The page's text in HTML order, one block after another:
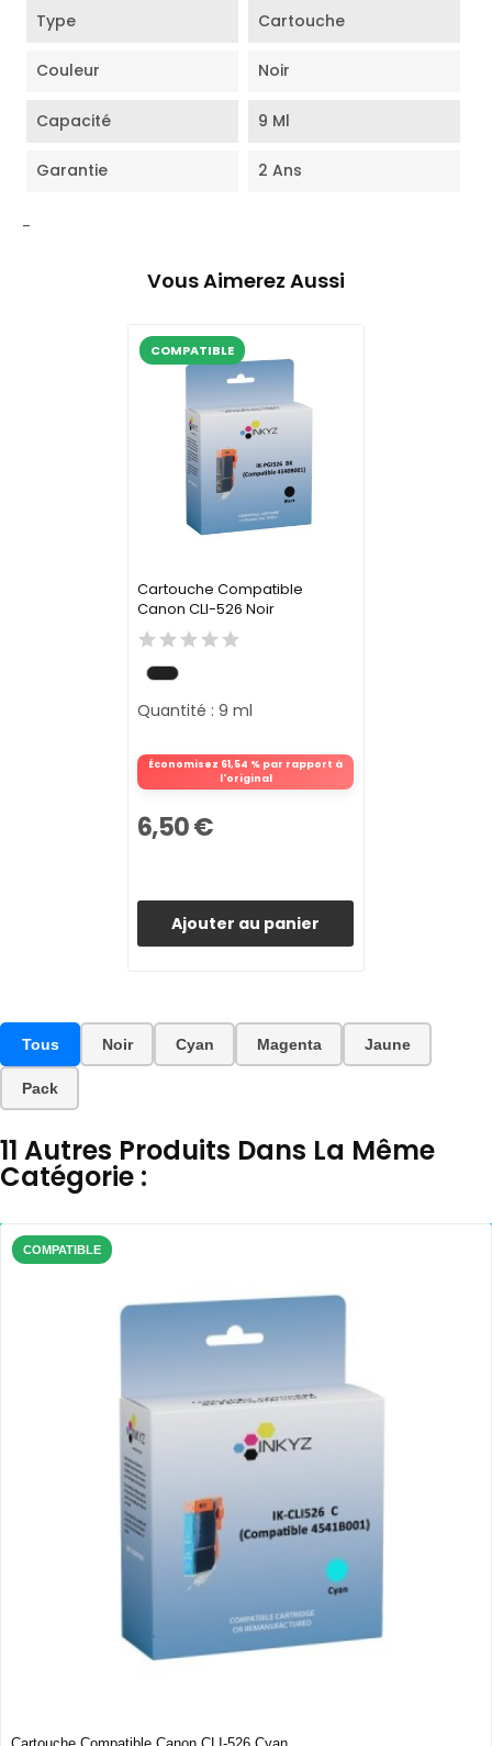
Type Cartouche
Couleur Noir
Capacité 9 Ml
Garantie 2 Ans
-
Vous Aimerez Aussi
COMPATIBLE
Cartouche Compatible
Canon CLI-526 Noir
Économisez 61,54 % par rapport à
l'original
Quantité : 9 ml
6,50 €
Ajouter au panier
Tous Noir Cyan Magenta Jaune
Pack
11 Autres Produits Dans La Même
Catégorie :
COMPATIBLE